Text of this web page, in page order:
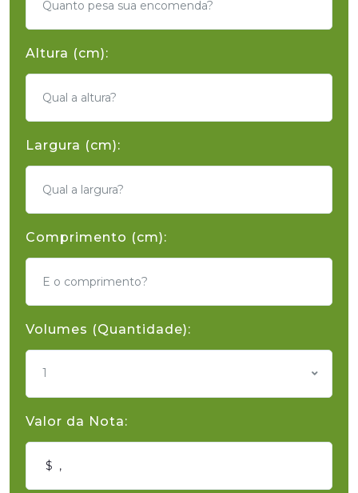
Altura (cm):
Largura (cm):
Comprimento (cm):
Volumes (Quantidade):
1
Valor da Nota: